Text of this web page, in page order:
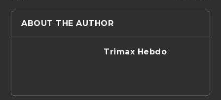
ABOUT THE AUTHOR
Trimax Hebdo